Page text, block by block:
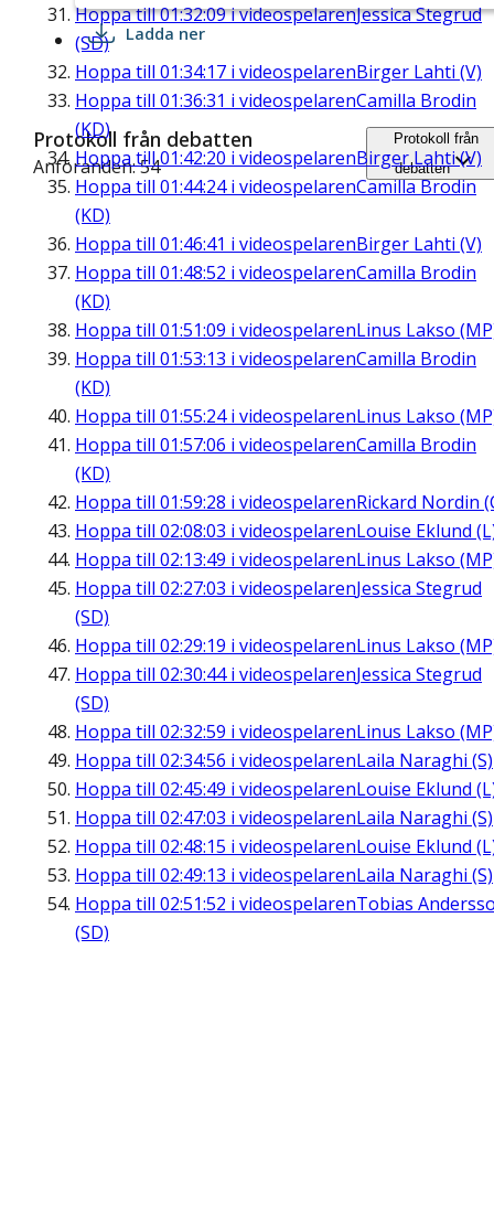
Hoppa till01:32:09i videospelarenJessica Stegrud
(SD)
Hoppa till 01:34:17 i videospelarenBirger Lahti (V)
Hoppa till 01:36:31 i videospelarenCamilla Brodin
(KD)
Hoppa till01:42:20 i videospelarenBirger Lahti (V)
Hoppa till 01:44:24i videospelarenCamilla Brodin
(KD)
Hoppa till 01:46:41 i videospelarenBirger Lahti (V)
Hoppa till 01:48:52 i videospelarenCamilla Brodin
(KD)
Hoppa till 01:51:09 i videospelarenLinus Lakso
Hoppa till 01:53:13 i videospelarenCamilla Brodin
(KD)
Hoppa till 01:55:24i videospelarenLinus Lakso
Hoppa till 01:57:06 i videospelarenCamilla Brodin
(KD)
Hoppa till 01:59:28 i videospelarenRickard Nordin
Hoppa till 02:08:03 i videospelarenLouise Eklund
Hoppa till 02:13:49 i videospelarenLinus Lakso
Hoppa till 02:27:03 i videospelarenJessica Stegrud
(SD)
Hoppa till 02:29:19 i videospelarenLinus Lakso
Hoppa till 02:30:44i videospelarenJessica Stegrud
(SD)
Hoppa till 02:32:59 i videospelarenLinus Lakso
Hoppa till 02:34:56 i videospelarenLaila Naraghi (S)
Hoppa till 02:45:49 i videospelarenLouise Eklund
Hoppa till 02:47:03 i videospelarenLaila Naraghi (S)
Hoppa till 02:48:15 i videospelarenLouise Eklund
Hoppa till 02:49:13 i videospelarenLaila Naraghi (S)
Hoppa till 02:51:52 i videospelarenTobias
(SD)
Ladda ner
Protokoll från debatten
Anföranden: 54
Protokoll från
debatten